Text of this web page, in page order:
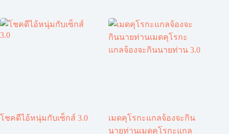
โชคดีไอ้หนุ่มกับเซ็กส์ 3.0
เมดคุโรกะแกลจ้องจะกิน
นายท่านเมดคุโรกะแกล